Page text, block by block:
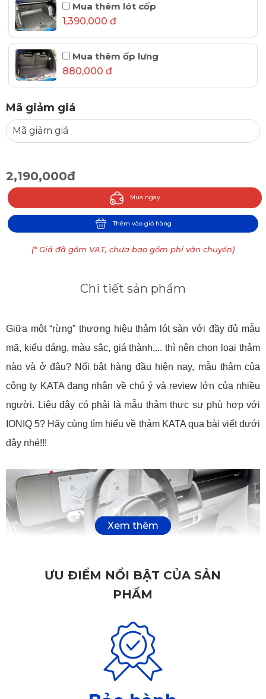
Mua thêm lót cốp
1,390,000 đ
Mua thêm ốp lưng
880,000 đ
Mã giảm giá
2,190,000đ
Mua ngay
Thêm vào giỏ hàng
(* Giá đã gồm VAT, chưa bao gồm phí vận chuyển)
Chi tiết sản phẩm
Giữa một “rừng” thương hiệu thảm lót sàn với đầy đủ mẫu
mã, kiểu dáng, màu sắc, giá thành,... thì nên chọn loại thảm
nào và ở đâu? Nổi bật hàng đầu hiện nay, mẫu thảm của
công ty KATA đang nhận về chú ý và review lớn của nhiều
người. Liệu đây có phải là mẫu thảm thực sự phù hợp với
IONIQ 5? Hãy cùng tìm hiểu về thảm KATA qua bài viết dưới
đây nhé!!!
ƯU ĐIỂM NỔI BẬT CỦA SẢN
PHẨM